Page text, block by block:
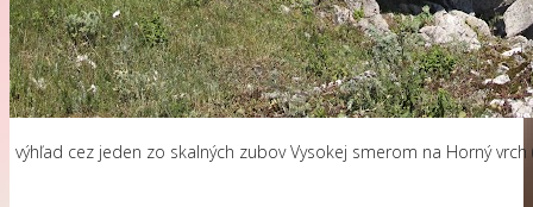
výhľad cez jeden zo skalných zubov Vysokej smerom na Horný